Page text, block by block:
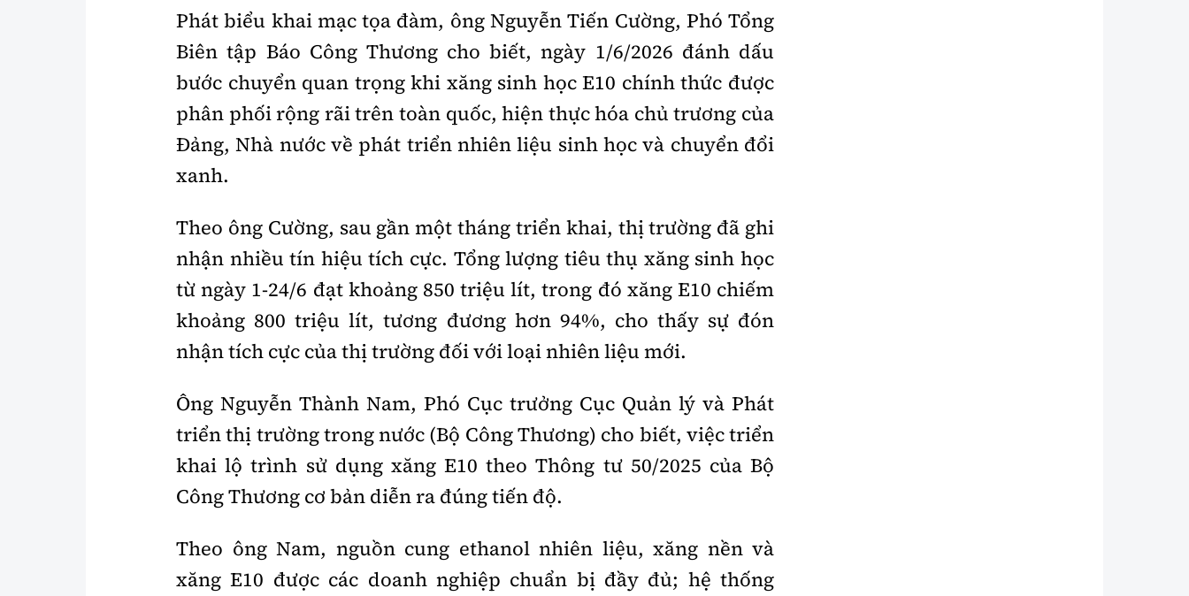
Phát biểu khai mạc tọa đàm, ông Nguyễn Tiến Cường, Phó Tổng
Biên tập Báo Công Thương cho biết, ngày 1/6/2026 đánh dấu
bước chuyển quan trọng khi xăng sinh học E10 chính thức được
phân phối rộng rãi trên toàn quốc, hiện thực hóa chủ trương của
Đảng, Nhà nước về phát triển nhiên liệu sinh học và chuyển đổi
xanh.
Theo ông Cường, sau gần một tháng triển khai, thị trường đã ghi
nhận nhiều tín hiệu tích cực. Tổng lượng tiêu thụ xăng sinh học
từ ngày 1-24/6 đạt khoảng 850 triệu lít, trong đó xăng E10 chiếm
khoảng 800 triệu lít, tương đương hơn 94%, cho thấy sự đón
nhận tích cực của thị trường đối với loại nhiên liệu mới.
Ông Nguyễn Thành Nam, Phó Cục trưởng Cục Quản lý và Phát
triển thị trường trong nước (Bộ Công Thương) cho biết, việc triển
khai lộ trình sử dụng xăng E10 theo Thông tư 50/2025 của Bộ
Công Thương cơ bản diễn ra đúng tiến độ.
Theo ông Nam, nguồn cung ethanol nhiên liệu, xăng nền và
xăng E10 được các doanh nghiệp chuẩn bị đầy đủ; hệ thống